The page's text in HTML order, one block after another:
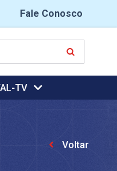
Fale Conosco
TV
Voltar